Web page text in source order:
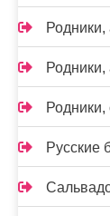
Родники,
Родники,
Русские